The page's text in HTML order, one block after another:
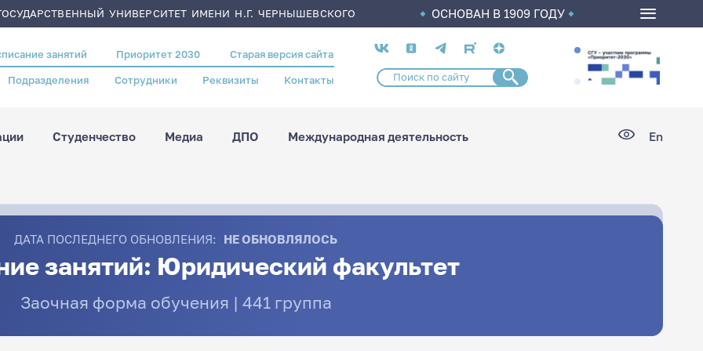
УНИВЕРСИТЕТ ИМЕНИ Н.Г. ЧЕРНЫШЕВСКОГО ОСНОВАН В 1909 ГОДУ
занятий Приоритет 2030 Старая версия сайта
Подразделения Сотрудники Реквизиты Контакты
Социальные
сети
Студенчество Медиа ДПО Международная деятельность En
ДАТА ПОСЛЕДНЕГО ОБНОВЛЕНИЯ: НЕ ОБНОВЛЯЛОСЬ
занятий: Юридический факультет
Заочная форма обучения | 441 группа